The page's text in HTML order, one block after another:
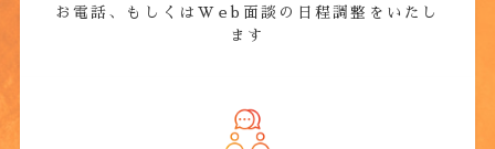
お電話、もしくはWeb面談の日程調整をいたし
ます